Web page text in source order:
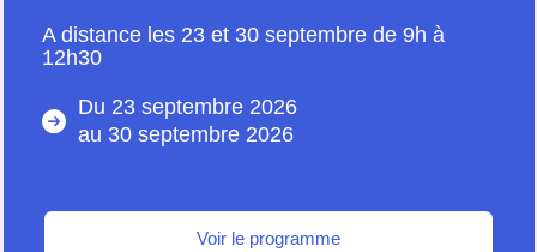
A distance les 23 et 30 septembre de 9h à
12h30
Du 23 septembre 2026
au 30 septembre 2026
Voir le programme